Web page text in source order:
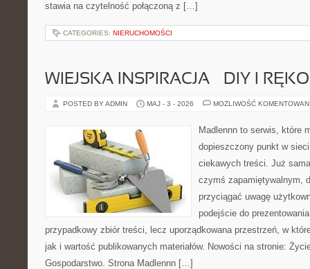
stawia na czytelność połączoną z […]
CATEGORIES: NIERUCHOMOŚCI
WIEJSKA INSPIRACJA – DIY I
POSTED BY ADMIN MAJ - 3 - 2026 MOŻLIWOŚĆ
Madlennn to serwis, które
dopieszczony punkt w
ciekawych treści. Już
czymś zapamiętywalnym,
przyciągać uwagę
podejście do
przypadkowy zbiór treści, lecz uporządkowana przestrzeń, w
jak i wartość publikowanych materiałów. Nowości na stronie:
Gospodarstwo. Strona Madlennn […]